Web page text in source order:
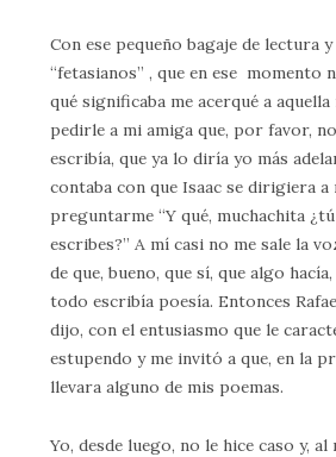
Con ese pequeño bagaje de lectura
“fetasianos” , que en ese momento
qué significaba me acerqué a aquella
pedirle a mi amiga que, por favor,
escribía, que ya lo diría yo más
contaba con que Isaac se dirigiera a
preguntarme “Y qué, muchachita
escribes?” A mí casi no me sale la
de que, bueno, que sí, que algo
todo escribía poesía. Entonces
dijo, con el entusiasmo que le
estupendo y me invitó a que, en la
llevara alguno de mis poemas.
Yo, desde luego, no le hice caso y,